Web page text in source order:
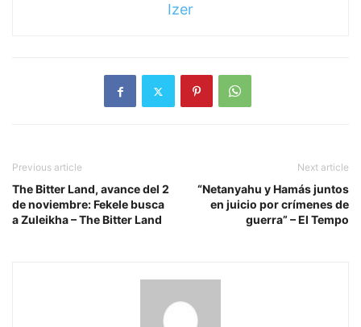
Izer
Previous article
The Bitter Land, avance del 2
de noviembre: Fekele busca
a Zuleikha – The Bitter Land
Next article
“Netanyahu y Hamás juntos
en juicio por crímenes de
guerra” – El Tempo